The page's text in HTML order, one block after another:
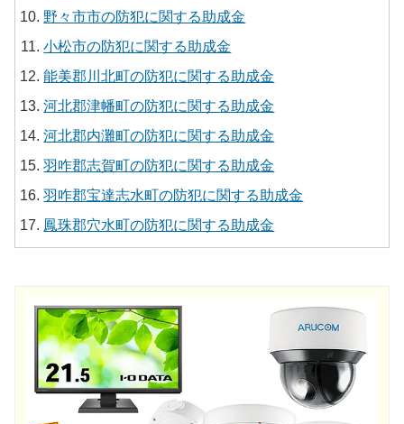
野々市市の防犯に関する助成金
小松市の防犯に関する助成金
能美郡川北町の防犯に関する助成金
河北郡津幡町の防犯に関する助成金
河北郡内灘町の防犯に関する助成金
羽咋郡志賀町の防犯に関する助成金
羽咋郡宝達志水町の防犯に関する助成金
鳳珠郡穴水町の防犯に関する助成金